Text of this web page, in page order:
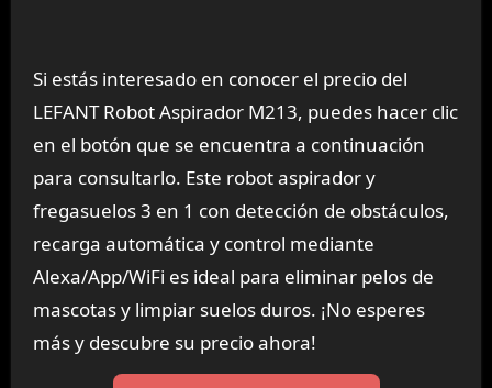
Si estás interesado en conocer el precio del
LEFANT Robot Aspirador M213, puedes hacer clic
en el botón que se encuentra a continuación
para consultarlo. Este robot aspirador y
fregasuelos 3 en 1 con detección de obstáculos,
recarga automática y control mediante
Alexa/App/WiFi es ideal para eliminar pelos de
mascotas y limpiar suelos duros. ¡No esperes
más y descubre su precio ahora!